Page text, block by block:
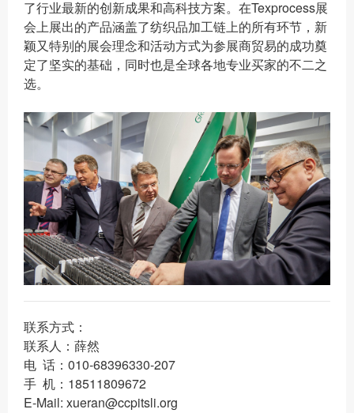
了行业最新的创新成果和高科技方案。在Texprocess展
会上展出的产品涵盖了纺织品加工链上的所有环节，新
颖又特别的展会理念和活动方式为参展商贸易的成功奠
定了坚实的基础，同时也是全球各地专业买家的不二之
选。
联系方式：
联系人：薛然
电 话：010-68396330-207
手 机：18511809672
E-Mail: xueran@ccpitsli.org